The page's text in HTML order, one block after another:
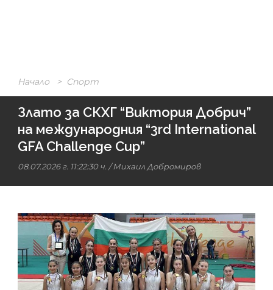
Начало > Спорт
Злато за СКХГ “Виктория Добрич”
на международния “3rd International
GFA Challenge Cup”
08.07.2026 г. 11:22:30 ч. /Михаил Добромиров